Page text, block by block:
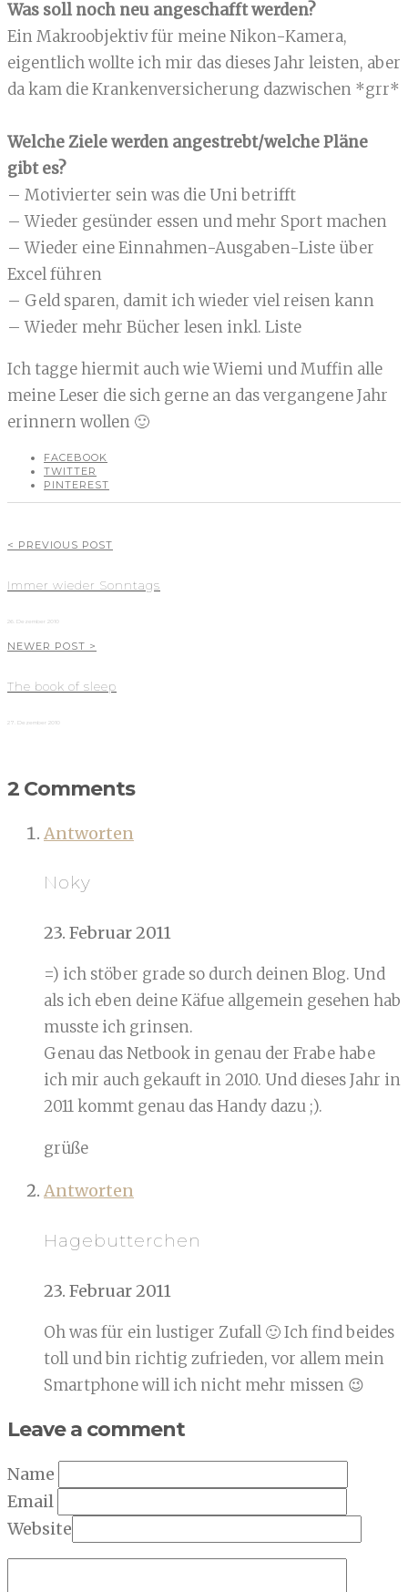
Was soll noch neu angeschafft werden?
Ein Makroobjektiv für meine Nikon-Kamera,
eigentlich wollte ich mir das dieses Jahr leisten, aber
da kam die Krankenversicherung dazwischen *grr*
Welche Ziele werden angestrebt/welche Pläne
gibt es?
– Motivierter sein was die Uni betrifft
– Wieder gesünder essen und mehr Sport machen
– Wieder eine Einnahmen-Ausgaben-Liste über
Excel führen
– Geld sparen, damit ich wieder viel reisen kann
– Wieder mehr Bücher lesen inkl. Liste
Ich tagge hiermit auch wie Wiemi und Muffin alle
meine Leser die sich gerne an das vergangene Jahr
erinnern wollen 🙂
FACEBOOK
TWITTER
PINTEREST
< PREVIOUS POST
Immer wieder Sonntags
26. Dezember 2010
NEWER POST >
The book of sleep
27. Dezember 2010
2 Comments
Antworten
Noky
23. Februar 2011
=) ich stöber grade so durch deinen Blog. Und
als ich eben deine Käfue allgemein gesehen hab
musste ich grinsen.
Genau das Netbook in genau der Frabe habe
ich mir auch gekauft in 2010. Und dieses Jahr in
2011 kommt genau das Handy dazu ;).
grüße
Antworten
Hagebutterchen
23. Februar 2011
Oh was für ein lustiger Zufall 🙂 Ich find beides
toll und bin richtig zufrieden, vor allem mein
Smartphone will ich nicht mehr missen 😉
Leave a comment
Name
Email
Website